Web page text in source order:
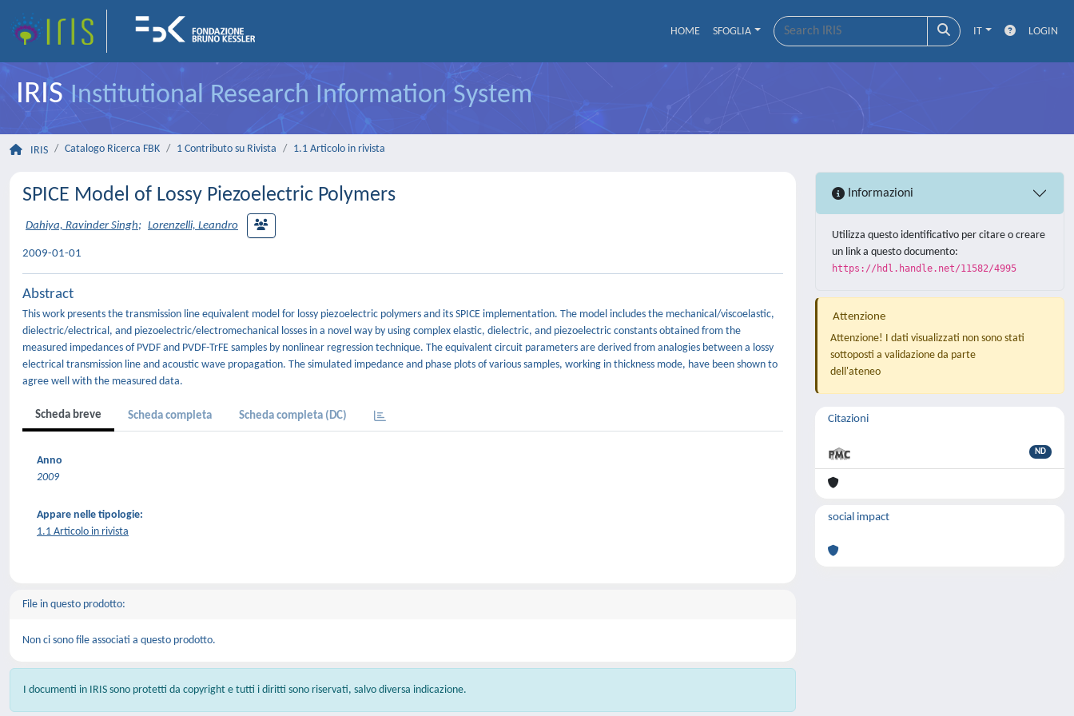
HOME SFOGLIA IT LOGIN
IRISInstitutional Research Information System
IRIS Catalogo Ricerca FBK 1 Contributo su Rivista 1.1 Articolo in rivista
SPICE Model of Lossy Piezoelectric Polymers
Dahiya, Ravinder Singh; Lorenzelli, Leandro
2009-01-01
Abstract
This work presents the transmission line equivalent model for lossy piezoelectric polymers and its SPICE implementation. The model includes the mechanical/viscoelastic,
dielectric/electrical, and piezoelectric/electromechanical losses in a novel way by using complex elastic, dielectric, and piezoelectric constants obtained from the
measured impedances of PVDF and PVDF-TrFE samples by nonlinear regression technique. The equivalent circuit parameters are derived from analogies between a lossy
electrical transmission line and acoustic wave propagation. The simulated impedance and phase plots of various samples, working in thickness mode, have been shown to
agree well with the measured data.
Scheda breve Scheda completa Scheda completa (DC)
Anno
2009
Appare nelle tipologie:
1.1 Articolo in rivista
File in questo prodotto:
Non ci sono file associati a questo prodotto.
I documenti in IRIS sono protetti da copyright e tutti i diritti sono riservati, salvo diversa indicazione.
Informazioni
Utilizza questo identificativo per citare o creare
un link a questo documento:
https://hdl.handle.net/11582/4995
Attenzione
Attenzione! I dati visualizzati non sono stati
sottoposti a validazione da parte
dell'ateneo
Citazioni
ND
social impact